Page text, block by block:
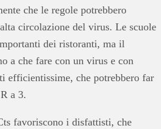
che le regole potrebbero
circolazione del virus. Le scuole
dei ristoranti, ma il
a che fare con un virus e con
efficientissime, che potrebbero far
a 3.
favoriscono i disfattisti, che